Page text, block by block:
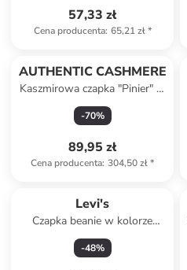
57,33 zł
Cena producenta: 65,21 zł*
AUTHENTIC CASHMERE
Kaszmirowa czapka "Pinier" w
kolorze szarym
-70%
89,95 zł
Cena producenta: 304,50 zł*
Levi's
Czapka beanie w kolorze
szarobrązowym
-48%